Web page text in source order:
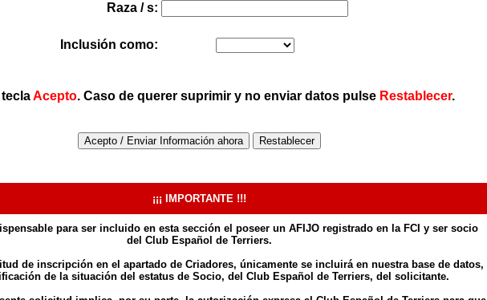
Raza / s:
Inclusión como:
Acepto. Caso de querer suprimir y no enviar datos pulse Restablecer.
¡¡¡ IMPORTANTE !!!
para ser incluido en esta sección el poseer un AFIJO registrado en la FCI y ser socio
del Club Español de Terriers.
de inscripción en el apartado de Criadores, únicamente se incluirá en nuestra base de datos,
de la situación del estatus de Socio, del Club Español de Terriers, del solicitante.